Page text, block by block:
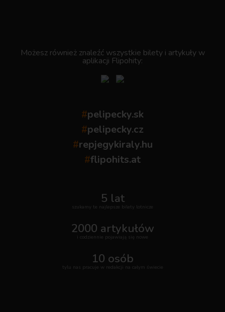
Możesz również znaleźć wszystkie bilety i artykuły w
aplikacji Flipohity:
#pelipecky.sk
#pelipecky.cz
#repjegykiraly.hu
#flipohits.at
5 lat
szukamy te najlepsze bilety lotnicze
2000 artykułów
i codziennie pojawiają się nowe
10 osób
tylu nas pracuje w redakcji na całym świecie